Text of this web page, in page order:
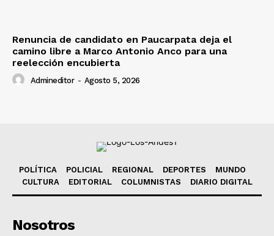
Renuncia de candidato en Paucarpata deja el
camino libre a Marco Antonio Anco para una
reelección encubierta
Admineditor - Agosto 5, 2026
POLÍTICA POLICIAL REGIONAL DEPORTES
MUNDO
CULTURA
EDITORIAL COLUMNISTAS DIARIO DIGITAL
Nosotros